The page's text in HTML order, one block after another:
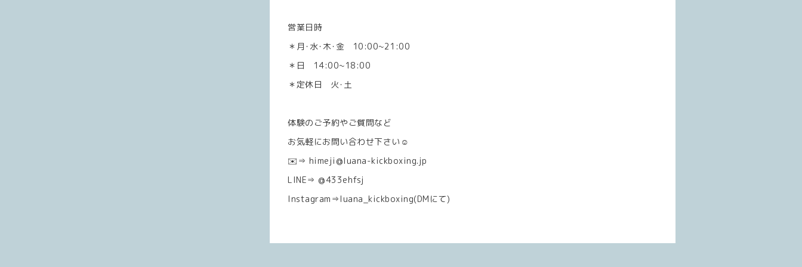
営業日時
＊月･水･木･金 10:00~21:00
＊日 14:00~18:00
＊定休日 火･土
体験のご予約やご質問など
お気軽にお問い合わせ下さい☺️
✉️⇒ himeji@luana-kickboxing.jp
LINE⇒ @433ehfsj
Instagram⇒luana_kickboxing(DMにて)